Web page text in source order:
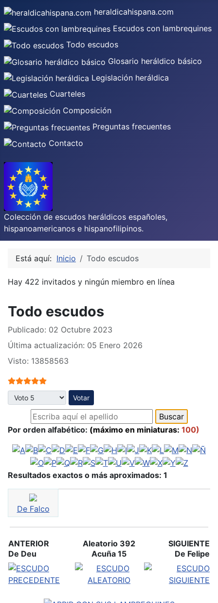
heraldicahispana.com
Escudos con lambrequines
Todo escudos
Glosario heráldico básico
Legislación heráldica
Cuarteles
Composición
Preguntas frecuentes
Contacto
Colección de escudos heráldicos españoles,
hispanoamericanos e hispanofilipinos.
Está aquí: Inicio Todo escudos
Hay 422 invitados y ningún miembro en línea
Todo escudos
Publicado: 02 Octubre 2023
Última actualización: 05 Enero 2026
Visto: 13858563
Ratio:5/5
Por favor, vote
Por orden alfabético: (máximo en miniaturas: 100)
Resultados exactos o más aproximados: 1
De Falco
ANTERIOR
De Deu
Aleatorio 392
Acuña 15
SIGUIENTE
De Felipe